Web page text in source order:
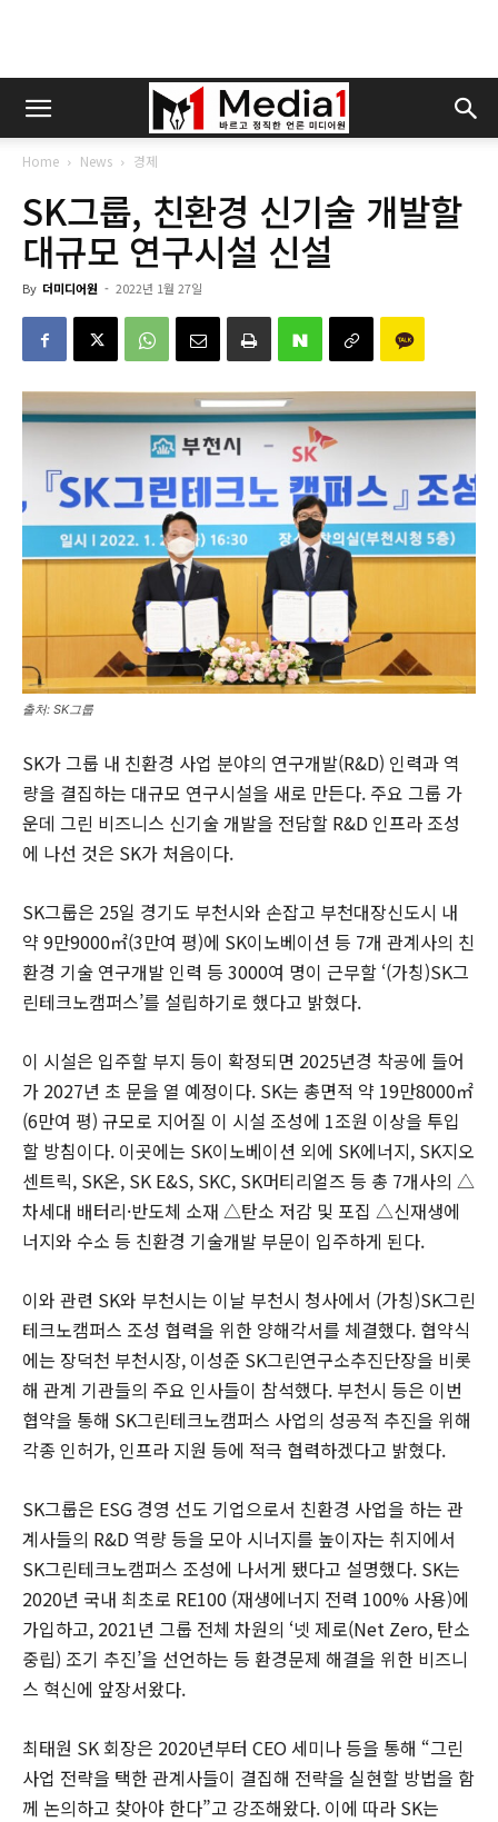
Home News 경제
SK그룹, 친환경 신기술 개발할
대규모 연구시설 신설
By 더미디어원 - 2022년 1월 27일
출처: SK그룹
SK가 그룹 내 친환경 사업 분야의 연구개발(R&D) 인력과 역
량을 결집하는 대규모 연구시설을 새로 만든다. 주요 그룹 가
운데 그린 비즈니스 신기술 개발을 전담할 R&D 인프라 조성
에 나선 것은 SK가 처음이다.
SK그룹은 25일 경기도 부천시와 손잡고 부천대장신도시 내
약 9만9000㎡(3만여 평)에 SK이노베이션 등 7개 관계사의 친
환경 기술 연구개발 인력 등 3000여 명이 근무할 ‘(가칭)SK그
린테크노캠퍼스’를 설립하기로 했다고 밝혔다.
이 시설은 입주할 부지 등이 확정되면 2025년경 착공에 들어
가 2027년 초 문을 열 예정이다. SK는 총면적 약 19만8000㎡
(6만여 평) 규모로 지어질 이 시설 조성에 1조원 이상을 투입
할 방침이다. 이곳에는 SK이노베이션 외에 SK에너지, SK지오
센트릭, SK온, SK E&S, SKC, SK머티리얼즈 등 총 7개사의 △
차세대 배터리·반도체 소재 △탄소 저감 및 포집 △신재생에
너지와 수소 등 친환경 기술개발 부문이 입주하게 된다.
이와 관련 SK와 부천시는 이날 부천시 청사에서 (가칭)SK그린
테크노캠퍼스 조성 협력을 위한 양해각서를 체결했다. 협약식
에는 장덕천 부천시장, 이성준 SK그린연구소추진단장을 비롯
해 관계 기관들의 주요 인사들이 참석했다. 부천시 등은 이번
협약을 통해 SK그린테크노캠퍼스 사업의 성공적 추진을 위해
각종 인허가, 인프라 지원 등에 적극 협력하겠다고 밝혔다.
SK그룹은 ESG 경영 선도 기업으로서 친환경 사업을 하는 관
계사들의 R&D 역량 등을 모아 시너지를 높이자는 취지에서
SK그린테크노캠퍼스 조성에 나서게 됐다고 설명했다. SK는
2020년 국내 최초로 RE100 (재생에너지 전력 100% 사용)에
가입하고, 2021년 그룹 전체 차원의 ‘넷 제로(Net Zero, 탄소
중립) 조기 추진’을 선언하는 등 환경문제 해결을 위한 비즈니
스 혁신에 앞장서왔다.
최태원 SK 회장은 2020년부터 CEO 세미나 등을 통해 “그린
사업 전략을 택한 관계사들이 결집해 전략을 실현할 방법을 함
께 논의하고 찾아야 한다”고 강조해왔다. 이에 따라 SK는